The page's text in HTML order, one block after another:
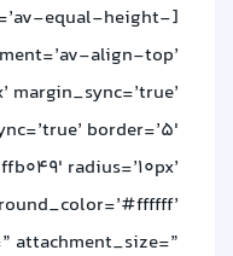
equal-height-
align-top’
margin_sync=’true’
border=’5′
radius=’10px’
attachment_size=”